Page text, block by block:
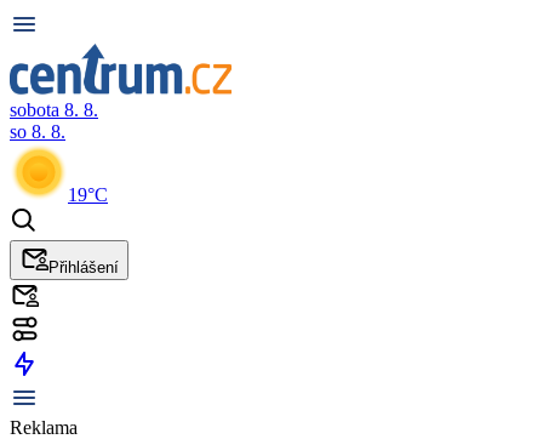
sobota 8. 8.
so 8. 8.
19°C
Přihlášení
Reklama